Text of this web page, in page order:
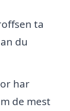
ta
du
har
de mest